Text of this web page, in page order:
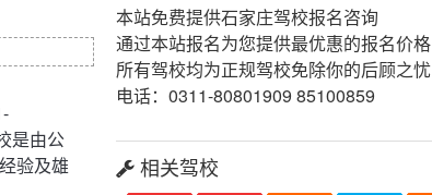
是由公
验及雄
本站免费提供石家庄驾校报名咨询
通过本站报名为您提供最优惠的报名价格
所有驾校均为正规驾校免除你的后顾之忧
电话：0311-80801909 85100859
相关驾校